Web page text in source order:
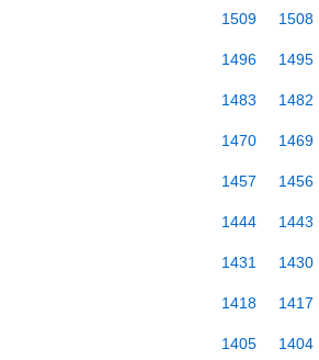
1509 1508
1496 1495
1483 1482
1470 1469
1457 1456
1444 1443
1431 1430
1418 1417
1405 1404